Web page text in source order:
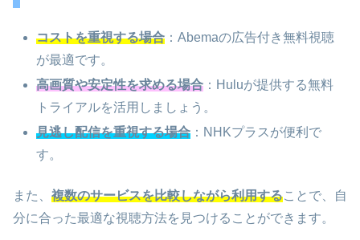
コストを重視する場合 ：Abemaの広告付き無料視聴
が最適です。
高画質や安定性を求める場合 ：Huluが提供する無料
トライアルを活用しましょう。
見逃し配信を重視する場合 ：NHKプラスが便利で
す。
また、 複数のサービスを比較しながら利用することで、自
分に合った最適な視聴方法を見つけることができます。